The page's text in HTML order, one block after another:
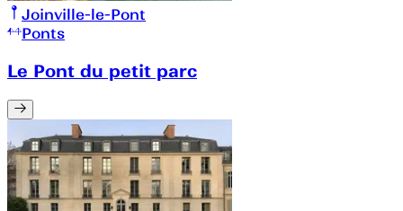
Joinville-le-Pont
Ponts
Le Pont du petit parc